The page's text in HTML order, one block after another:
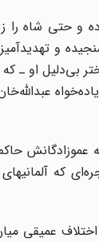
و حتی شاه را
و
بی‌دلیل او
را که
که
و تا سال 1324 ادامه داشت.